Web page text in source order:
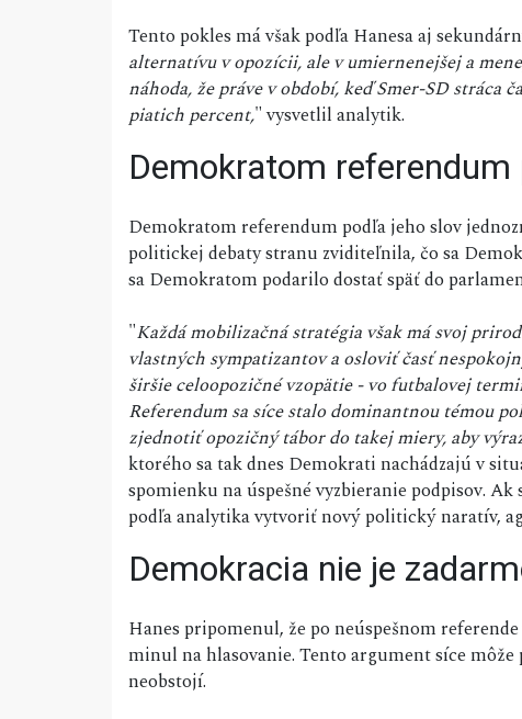
Tento pokles má však podľa Hanesa aj
alternatívu v opozícii, ale v umiernenejšej a
náhoda, že práve v období, keď Smer-SD
piatich percent," vysvetlil analytik.
Demokratom referendum
Demokratom referendum podľa jeho slov
politickej debaty stranu zviditeľnila, čo sa
sa Demokratom podarilo dostať späť do
"Každá mobilizačná stratégia však má svoj
vlastných sympatizantov a osloviť časť
širšie celoopozičné vzopätie - vo futbalovej
Referendum sa síce stalo dominantnou témou
zjednotiť opozičný tábor do takej miery, aby
ktorého sa tak dnes Demokrati nachádzajú v
spomienku na úspešné vyzbieranie podpisov.
podľa analytika vytvoriť nový politický naratív,
Demokracia nie je
Hanes pripomenul, že po neúspešnom
minul na hlasovanie. Tento argument síce
neobstojí.